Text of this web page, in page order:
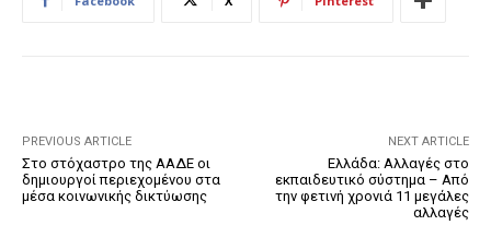
PREVIOUS ARTICLE
Στο στόχαστρο της ΑΑΔΕ οι
δημιουργοί περιεχομένου στα
μέσα κοινωνικής δικτύωσης
NEXT ARTICLE
Ελλάδα: Αλλαγές στο
εκπαιδευτικό σύστημα – Από
την φετινή χρονιά 11 μεγάλες
αλλαγές